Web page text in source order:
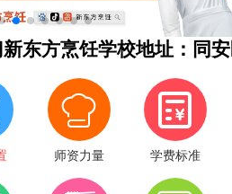
方烹饪学校地址：同安区
师资力量 学费标准